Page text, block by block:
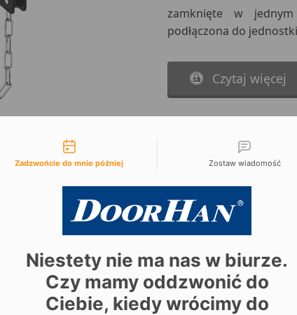
zamknięte w
podłączona do
Czytaj więcej
NAPĘDY
kontaktu
Zadzwońcie do mnie później Zostaw wiadomość
Niestety nie ma nas w biurze.
Czy mamy oddzwonić do
Ciebie, kiedy wrócimy do